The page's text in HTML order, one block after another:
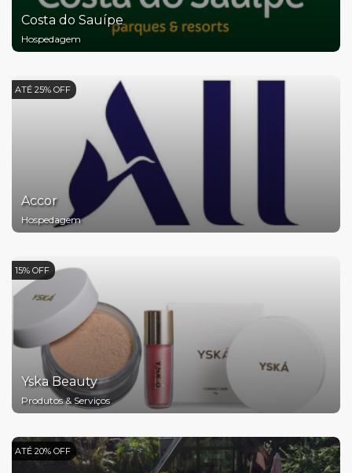
Costa do Sauípe
Hospedagem
ATÉ 25% OFF
Accor
Hospedagem
15% OFF
Yska Beauty
Produtos & Serviços
ATÉ 20% OFF